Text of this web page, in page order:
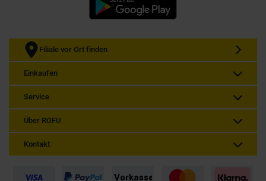
Filiale vor Ort finden
Einkaufen
Service
Über ROFU
Kontakt